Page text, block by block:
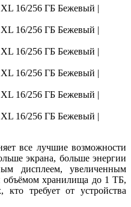
все лучшие возможности
экрана, больше энергии
дисплеем, увеличенным
объёмом хранилища до 1 ТБ,
кто требует от устройства